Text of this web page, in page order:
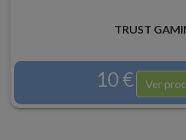
TRUST
10 € Ver